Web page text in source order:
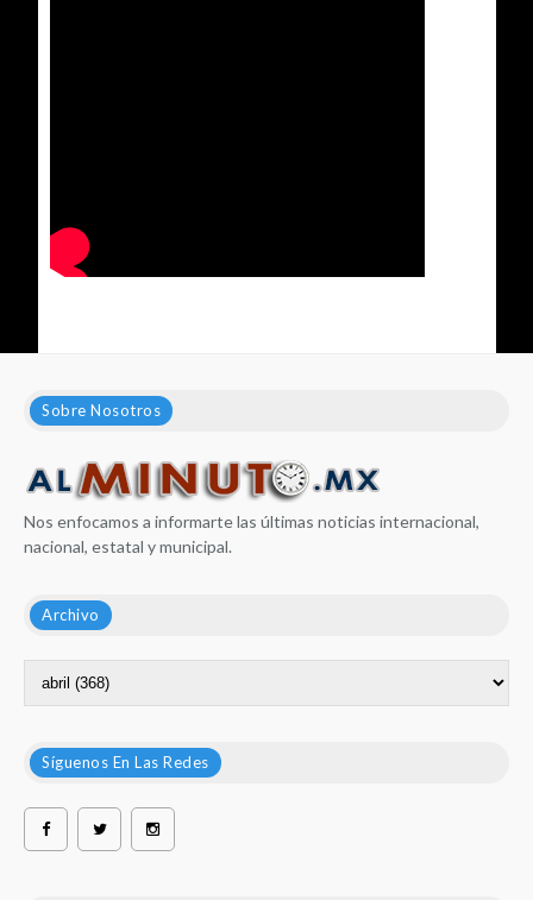
Sobre Nosotros
Nos enfocamos a informarte las últimas noticias internacional,
nacional, estatal y municipal.
Archivo
Síguenos En Las Redes